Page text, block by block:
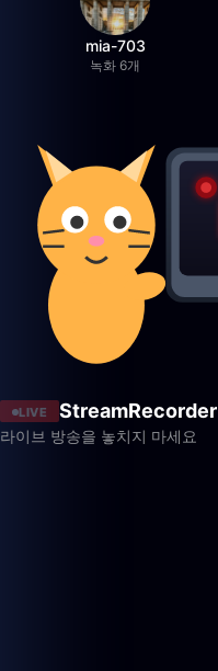
mia-703
녹화 6개
LIVE StreamRecorder
라이브 방송을 놓치지 마세요